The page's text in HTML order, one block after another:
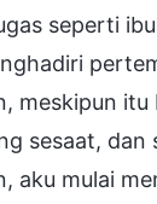
seperti
meskipun
sesaat,
aku mulai